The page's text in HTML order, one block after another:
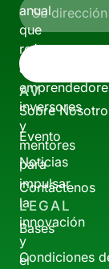
anual
que
reúne
a
inversores
y
mentores
para
impulsar
la
innovación
y
el
AV
Sobre
Evento
Noticias
Contáctenos
LEGAL
Bases
Condiciones